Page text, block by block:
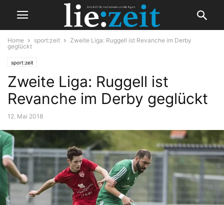
Home sport:zeit
Zweite Liga: Ruggell ist Revanche im Derby
geglückt
sport:zeit
Zweite Liga: Ruggell ist
Revanche im Derby geglückt
12. Mai 2018